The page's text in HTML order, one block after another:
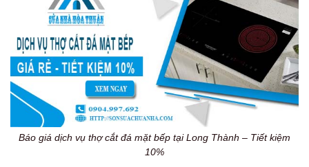
Báo giá dịch vụ thợ cắt đá mặt bếp tại Long Thành – Tiết kiệm
10%